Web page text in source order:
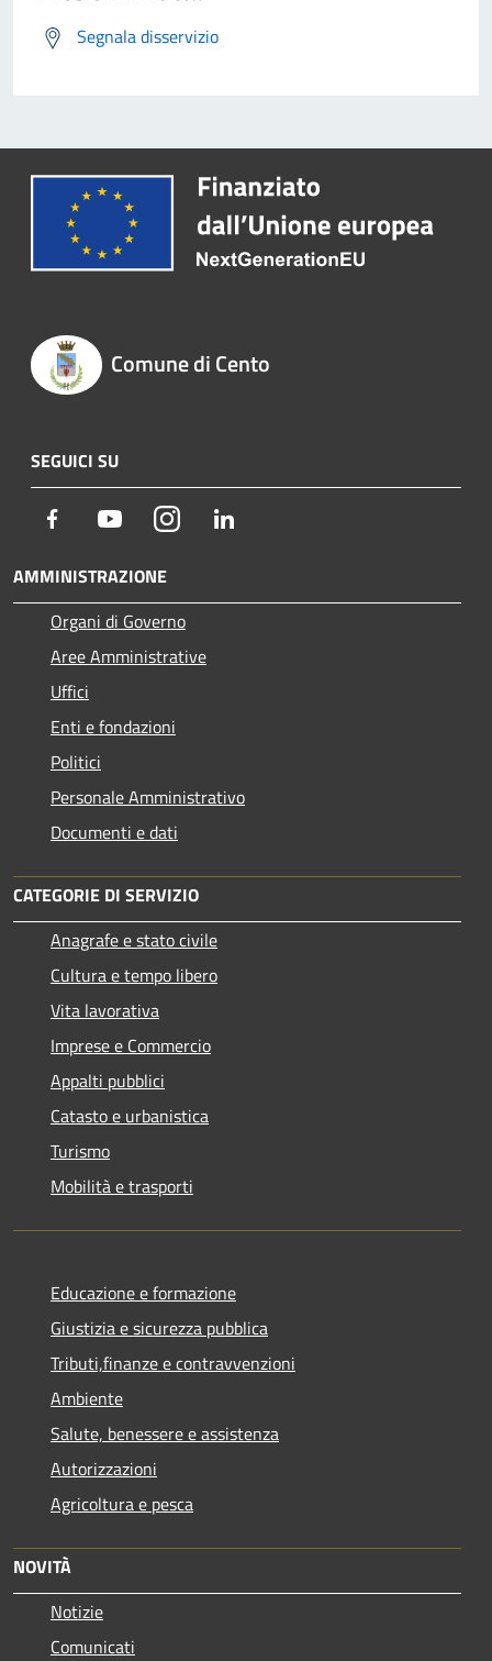
Segnala disservizio
Comune di Cento
SEGUICI SU
Facebook YoutubeInstagram
AMMINISTRAZIONE
Organi di Governo
Aree Amministrative
Uffici
Enti e fondazioni
Politici
Personale Amministrativo
Documenti e dati
CATEGORIE DI SERVIZIO
Anagrafe e stato civile
Cultura e tempo libero
Vita lavorativa
Imprese e Commercio
Appalti pubblici
Catasto e urbanistica
Turismo
Mobilità e trasporti
Educazione e formazione
Giustizia e sicurezza pubblica
Tributi,finanze e contravvenzioni
Ambiente
Salute, benessere e assistenza
Autorizzazioni
Agricoltura e pesca
NOVITÀ
Notizie
Comunicati